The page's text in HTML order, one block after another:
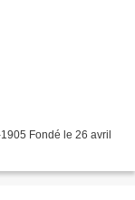
Fondé le 26 avril